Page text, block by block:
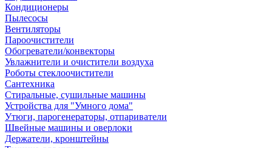
Кондиционеры
Пылесосы
Вентиляторы
Пароочистители
Обогреватели/конвекторы
Увлажнители и очистители воздуха
Роботы стеклоочистители
Сантехника
Стиральные, сушильные машины
Устройства для "Умного дома"
Утюги, парогенераторы, отпариватели
Швейные машины и оверлоки
Держатели, кронштейны